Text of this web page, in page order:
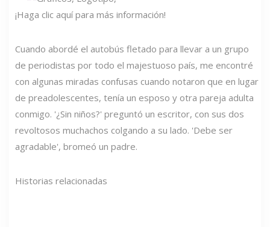
¡Haga clic aquí para más información!
Cuando abordé el autobús fletado para llevar a un grupo
de periodistas por todo el majestuoso país, me encontré
con algunas miradas confusas cuando notaron que en lugar
de preadolescentes, tenía un esposo y otra pareja adulta
conmigo. '¿Sin niños?' preguntó un escritor, con sus dos
revoltosos muchachos colgando a su lado. 'Debe ser
agradable', bromeó un padre.
Historias relacionadas